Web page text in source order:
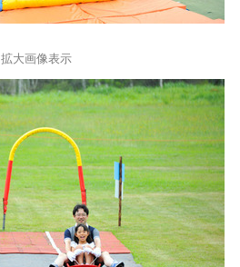
拡大画像表示